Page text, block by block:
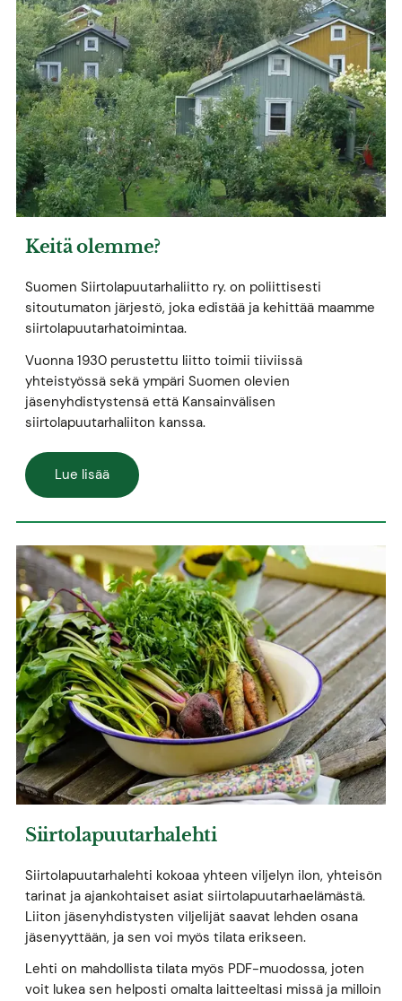
Keitä olemme?
Suomen Siirtolapuutarhaliitto ry. on poliittisesti
sitoutumaton järjestö, joka edistää ja kehittää maamme
siirtolapuutarhatoimintaa.
Vuonna 1930 perustettu liitto toimii tiiviissä
yhteistyössä sekä ympäri Suomen olevien
jäsenyhdistystensä että Kansainvälisen
siirtolapuutarhaliiton kanssa.
Lue lisää
Siirtolapuutarhalehti
Siirtolapuutarhalehti kokoaa yhteen viljelyn ilon, yhteisön
tarinat ja ajankohtaiset asiat siirtolapuutarhaelämästä.
Liiton jäsenyhdistysten viljelijät saavat lehden osana
jäsenyyttään, ja sen voi myös tilata erikseen.
Lehti on mahdollista tilata myös PDF-muodossa, joten
voit lukea sen helposti omalta laitteeltasi missä ja milloin